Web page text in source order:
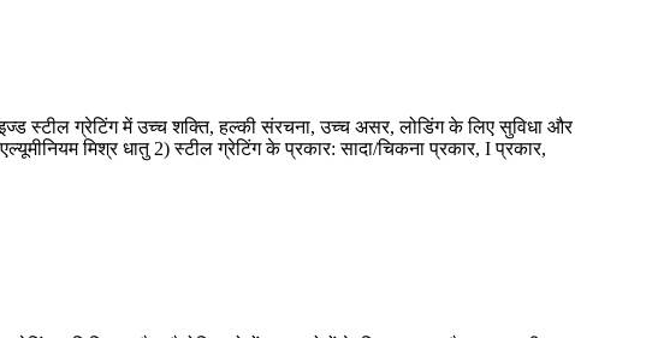
स्टील ग्रेटिंग में उच्च शक्ति, हल्की संरचना, उच्च असर, लोडिंग के लिए सुविधा और
मिश्र धातु 2) स्टील ग्रेटिंग के प्रकार: सादा/चिकना प्रकार, I प्रकार,